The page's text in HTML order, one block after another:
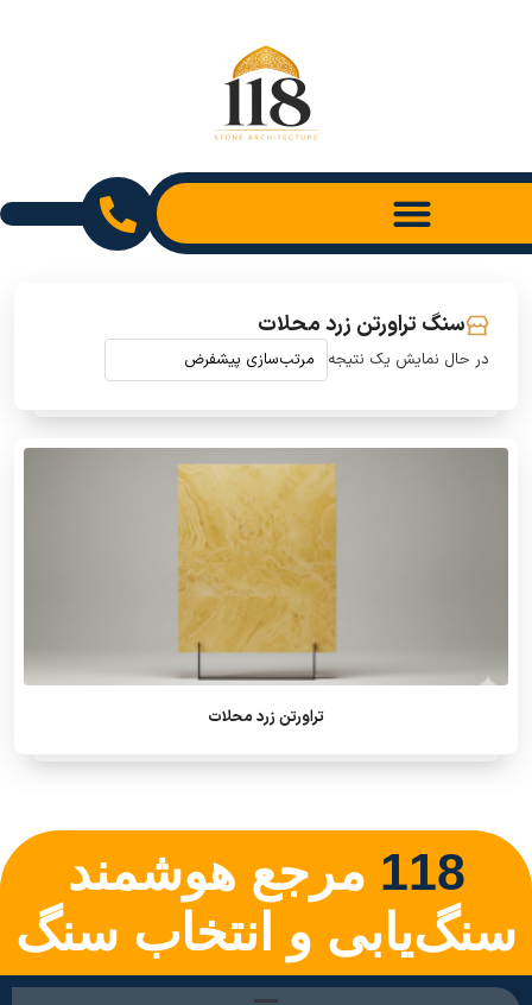
سنگ تراورتن زرد محلات
در حال نمایش یک نتیجه
تراورتن زرد محلات
118 مرجع هوشمند
سنگ‌یابی و انتخاب سنگ